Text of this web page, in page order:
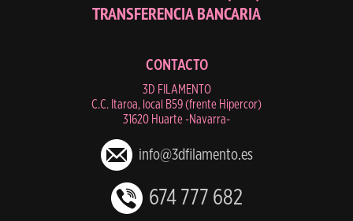
TRANSFERENCIA BANCARIA
CONTACTO
3D FILAMENTO
C.C. Itaroa, local B59 (frente Hipercor)
31620 Huarte -Navarra-
info@3dfilamento.es
674 777 682